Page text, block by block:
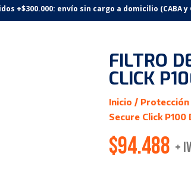
+$300.000: envío sin cargo a domicilio (CABA
FILTRO
CLICK
Inicio /
Secure Click P100
$94.488 +